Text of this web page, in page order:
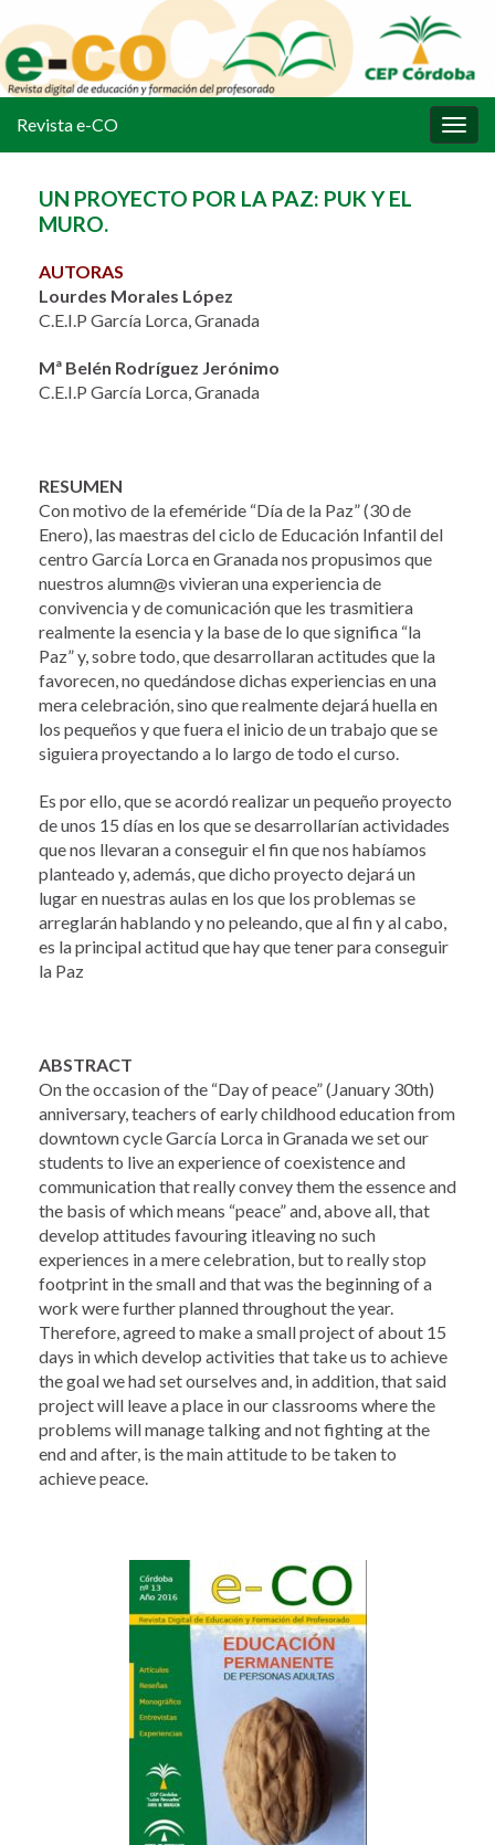
la
Revista e-CO
UN PROYECTO POR LA PAZ: PUK Y EL
MURO.
AUTORAS
Lourdes Morales López
C.E.I.P García Lorca, Granada
Mª Belén Rodríguez Jerónimo
C.E.I.P García Lorca, Granada
RESUMEN
Con motivo de la efeméride “Día de la Paz” (30 de
Enero), las maestras del ciclo de Educación Infantil del
centro García Lorca en Granada nos propusimos que
nuestros alumn@s vivieran una experiencia de
convivencia y de comunicación que les trasmitiera
realmente la esencia y la base de lo que significa “la
Paz” y, sobre todo, que desarrollaran actitudes que la
favorecen, no quedándose dichas experiencias en una
mera celebración, sino que realmente dejará huella en
los pequeños y que fuera el inicio de un trabajo que se
siguiera proyectando a lo largo de todo el curso.
Es por ello, que se acordó realizar un pequeño proyecto
de unos 15 días en los que se desarrollarían actividades
que nos llevaran a conseguir el fin que nos habíamos
planteado y, además, que dicho proyecto dejará un
lugar en nuestras aulas en los que los problemas se
arreglarán hablando y no peleando, que al fin y al cabo,
es la principal actitud que hay que tener para conseguir
la Paz
ABSTRACT
On the occasion of the “Day of peace” (January 30th)
anniversary, teachers of early childhood education from
downtown cycle García Lorca in Granada we set our
students to live an experience of coexistence and
communication that really convey them the essence and
the basis of which means “peace” and, above all, that
develop attitudes favouring itleaving no such
experiences in a mere celebration, but to really stop
footprint in the small and that was the beginning of a
work were further planned throughout the year.
Therefore, agreed to make a small project of about 15
days in which develop activities that take us to achieve
the goal we had set ourselves and, in addition, that said
project will leave a place in our classrooms where the
problems will manage talking and not fighting at the
end and after, is the main attitude to be taken to
achieve peace.